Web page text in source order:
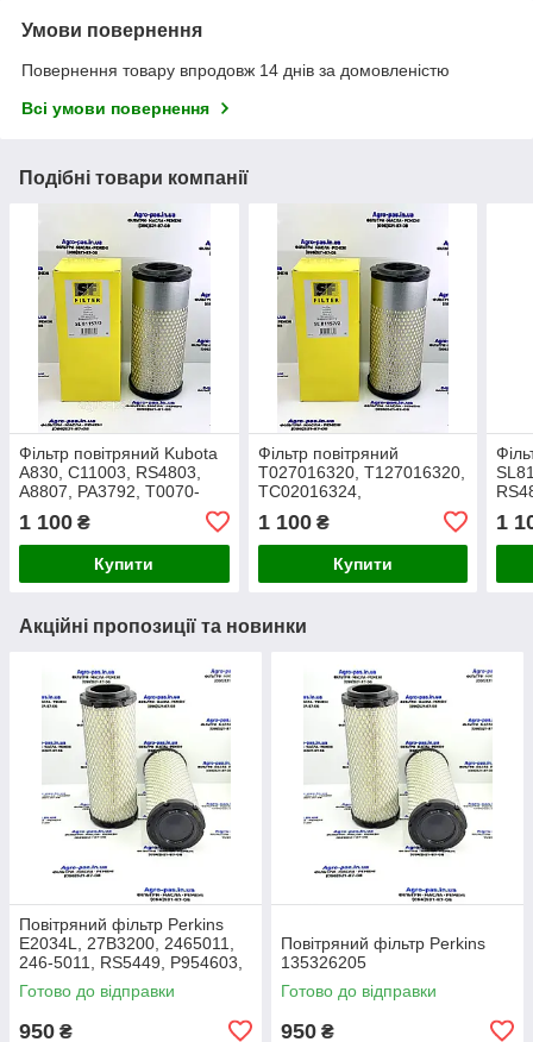
Умови повернення
Повернення товару впродовж 14 днів за домовленістю
Всі умови повернення
Подібні товари компанії
Фільтр повітряний Kubota
A830, C11003, RS4803,
A8807, PA3792, T0070-
SL811572, SA16322
1 100 ₴
Купити
Фільтр повітряний
T027016320, T127016320,
TC02016324,
TO27016321, TO27016320
Кубота (SF-Filter)
1 100₴
Купити
1
Акційні пропозиції та новинки
Повітряний фільтр Perkins
E2034L, 27B3200, 2465011,
246-5011, RS5449, P954603,
AF26659, 49205, SA16350,
915-851, 20000-13715
Готово до відправки
950 ₴
Повітряний фільтр Perkins
135326205
Готово до відправки
950 ₴